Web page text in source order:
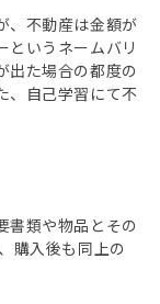
、不動産は金額が
というネームバリ
出た場合の都度の
、自己学習にて不
書類や物品とその
購入後も同上の